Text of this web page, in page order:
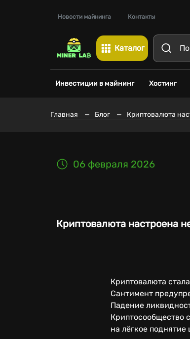
Новости майнинга Контакты
Каталог
Инвестиции в майнинг Хостинг
Главная — Блог — Криптовалюта
06 февраля 2026
Криптовалюта настроена
Криптовалюта
Сантимент
Падение
Криптосообщество
на лёгкое